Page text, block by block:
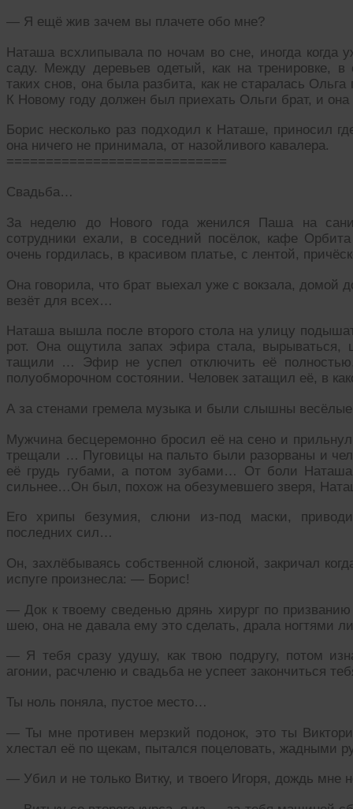
— Я ещё жив зачем вы плачете обо мне?
Наташа всхлипывала по ночам во сне, иногда когда
саду. Между деревьев одетый, как на тренировке,
таких снов, она была разбита, как не старалась
К Новому году должен был приехать Ольги брат, и
Борис несколько раз подходил к Наташе, приносил
она ничего не принимала, от назойливого кавалера.
============================
Свадьба…
За неделю до Нового года женился Паша на
сотрудники ехали, в соседний посёлок, кафе
очень гордилась, в красивом платье, с лентой,
Она говорила, что брат выехал уже с вокзала, домой
везёт для всех…
Наташа вышла после второго стола на улицу
рот. Она ощутила запах эфира стала, вырываться,
тащили … Эфир не успел отключить её
полуобморочном состоянии. Человек затащил её, в
А за стенами гремела музыка и были слышны весёлые
Мужчина бесцеремонно бросил её на сено и
трещали … Пуговицы на пальто были разорваны и
её грудь губами, а потом зубами… От боли
сильнее…Он был, похож на обезумевшего зверя,
Его хрипы безумия, слюни из-под маски,
последних сил…
Он, захлёбываясь собственной слюной, закричал
испуге произнесла: — Борис!
— Док к твоему сведенью дрянь хирург по
шею, она не давала ему это сделать, драла ногтями
— Я тебя сразу удушу, как твою подругу, потом
агонии, расчленю и свадьба не успеет закончиться
Ты ноль поняла, пустое место…
— Ты мне противен мерзкий подонок, это ты
хлестал её по щекам, пытался поцеловать, жадными
— Убил и не только Витку, и твоего Игоря, дождь